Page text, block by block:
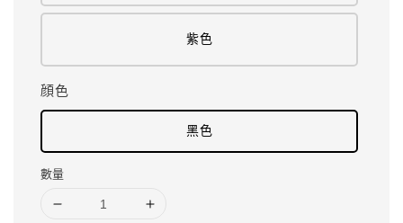
紫色
顔色
黑色
數量